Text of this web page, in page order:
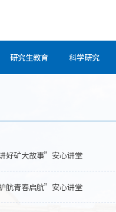
研究生教育 科学研究
好矿大故事”安心讲堂
航青春启航”安心讲堂